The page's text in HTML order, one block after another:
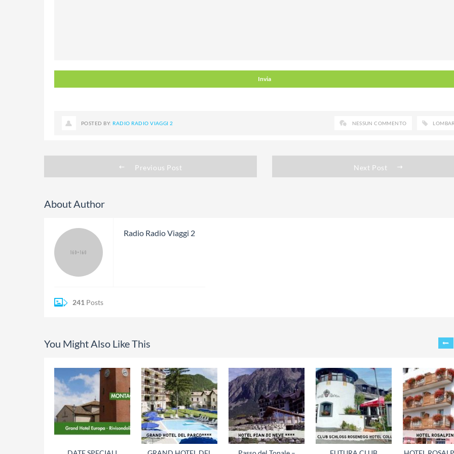
POSTED BY: RADIO RADIO VIAGGI 2 NESSUN COMMENTO
Previous Post Next Post
About Author
Radio Radio Viaggi 2
241 Posts
You Might Also Like This